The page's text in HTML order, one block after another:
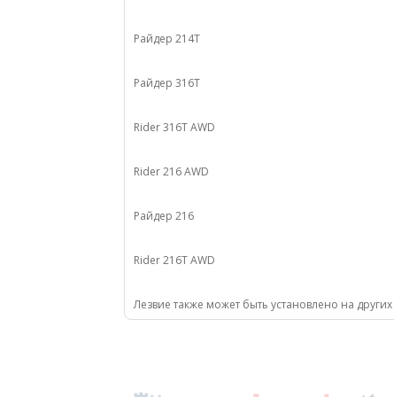
Райдер 214Т
Райдер 316Т
Rider 316T AWD
Rider 216 AWD
Райдер 216
Rider 216T AWD
Лезвие также может быть установлено на